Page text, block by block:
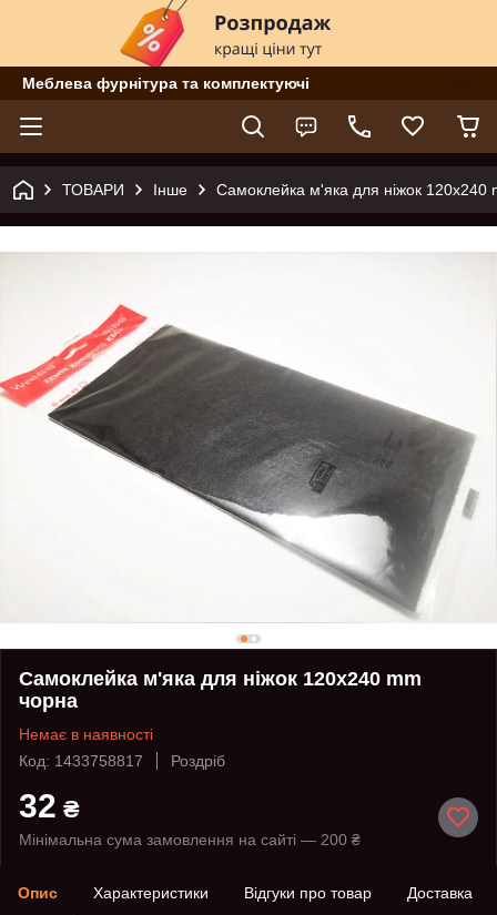
Меблева фурнітура та комплектуючі
ТОВАРИ Інше Самоклейка м'яка для ніжок 120х240
Самоклейка м'яка для ніжок 120х240 mm
чорна
Немає в наявності
Код: 1433758817
Роздріб
32 ₴
Мінімальна сума замовлення на сайті — 200 ₴
Опис Характеристики Відгуки про товар Доставка